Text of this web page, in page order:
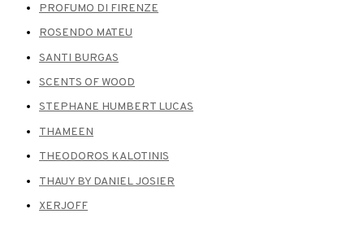
PROFUMO DI FIRENZE
ROSENDO MATEU
SANTI BURGAS
SCENTS OF WOOD
STEPHANE HUMBERT LUCAS
THAMEEN
THEODOROS KALOTINIS
THAUY BY DANIEL JOSIER
XERJOFF